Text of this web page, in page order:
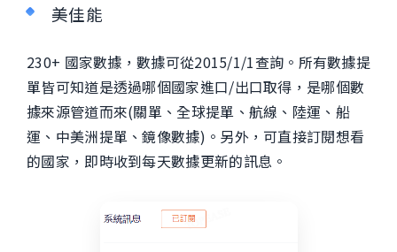
美佳能
230+ 國家數據，數據可從2015/1/1查詢。所有數據提
單皆可知道是透過哪個國家進口/出口取得，是哪個數
據來源管道而來(關單、全球提單、航線、陸運、船
運、中美洲提單、鏡像數據)。另外，可直接訂閱想看
的國家，即時收到每天數據更新的訊息。